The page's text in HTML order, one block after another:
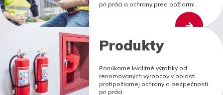
pri práci a ochrany pred požiarmi.
Produkty
Ponúkame kvalitné výrobky od
renomovaných výrobcov v oblasti
protipožiarnej ochrany a bezpečnosti
pri práci.